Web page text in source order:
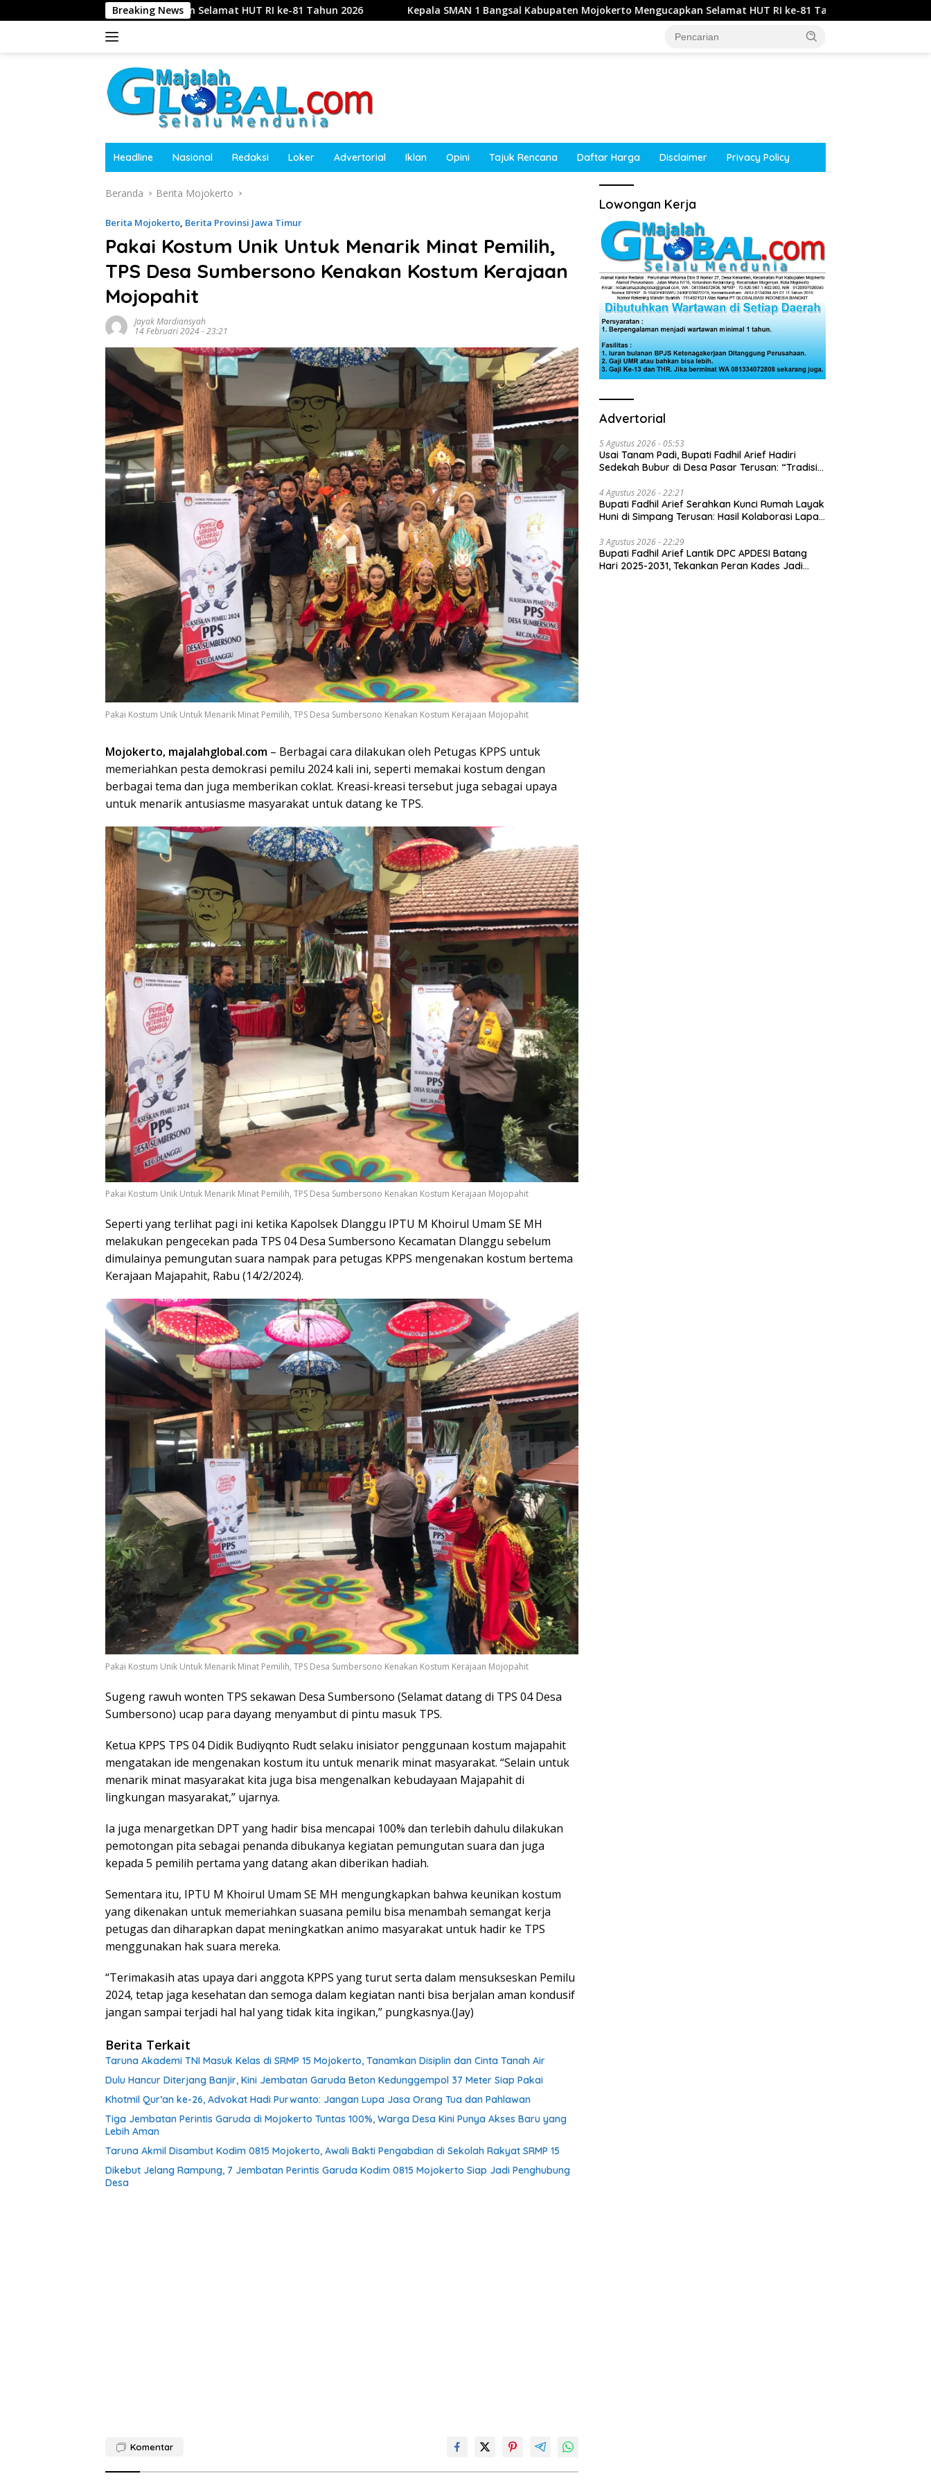
ke
Breaking News
Mengucapkan Selamat HUT RI ke-81 Tahun 2026 Kepala SMAN 1 Bangsal Kabupaten Mojokerto Mengucapkan Selamat HUT RI ke-81 Tahun 2026 Kepala Desa Jumeneng,
Headline Nasional Redaksi Loker Advertorial Iklan Opini Tajuk Rencana Daftar Harga Disclaimer Privacy Policy
Beranda Berita Mojokerto
Berita Mojokerto, Berita Provinsi Jawa Timur
Pakai Kostum Unik Untuk Menarik Minat Pemilih,
TPS Desa Sumbersono Kenakan Kostum Kerajaan
Mojopahit
Jayak Mardiansyah
14 Februari 2024 - 23:21
Pakai Kostum Unik Untuk Menarik Minat Pemilih, TPS Desa Sumbersono Kenakan Kostum Kerajaan Mojopahit
Mojokerto, majalahglobal.com – Berbagai cara dilakukan oleh Petugas KPPS untuk
memeriahkan pesta demokrasi pemilu 2024 kali ini, seperti memakai kostum dengan
berbagai tema dan juga memberikan coklat. Kreasi-kreasi tersebut juga sebagai upaya
untuk menarik antusiasme masyarakat untuk datang ke TPS.
Pakai Kostum Unik Untuk Menarik Minat Pemilih, TPS Desa Sumbersono Kenakan Kostum Kerajaan Mojopahit
Seperti yang terlihat pagi ini ketika Kapolsek Dlanggu IPTU M Khoirul Umam SE MH
melakukan pengecekan pada TPS 04 Desa Sumbersono Kecamatan Dlanggu sebelum
dimulainya pemungutan suara nampak para petugas KPPS mengenakan kostum bertema
Kerajaan Majapahit, Rabu (14/2/2024).
Pakai Kostum Unik Untuk Menarik Minat Pemilih, TPS Desa Sumbersono Kenakan Kostum Kerajaan Mojopahit
Sugeng rawuh wonten TPS sekawan Desa Sumbersono (Selamat datang di TPS 04 Desa
Sumbersono) ucap para dayang menyambut di pintu masuk TPS.
Ketua KPPS TPS 04 Didik Budiyqnto Rudt selaku inisiator penggunaan kostum majapahit
mengatakan ide mengenakan kostum itu untuk menarik minat masyarakat. “Selain untuk
menarik minat masyarakat kita juga bisa mengenalkan kebudayaan Majapahit di
lingkungan masyarakat,” ujarnya.
Ia juga menargetkan DPT yang hadir bisa mencapai 100% dan terlebih dahulu dilakukan
pemotongan pita sebagai penanda dibukanya kegiatan pemungutan suara dan juga
kepada 5 pemilih pertama yang datang akan diberikan hadiah.
Sementara itu, IPTU M Khoirul Umam SE MH mengungkapkan bahwa keunikan kostum
yang dikenakan untuk memeriahkan suasana pemilu bisa menambah semangat kerja
petugas dan diharapkan dapat meningkatkan animo masyarakat untuk hadir ke TPS
menggunakan hak suara mereka.
“Terimakasih atas upaya dari anggota KPPS yang turut serta dalam mensukseskan Pemilu
2024, tetap jaga kesehatan dan semoga dalam kegiatan nanti bisa berjalan aman kondusif
jangan sampai terjadi hal hal yang tidak kita ingikan,” pungkasnya.(Jay)
Berita Terkait
Taruna Akademi TNI Masuk Kelas di SRMP 15 Mojokerto, Tanamkan Disiplin dan Cinta Tanah Air
Dulu Hancur Diterjang Banjir, Kini Jembatan Garuda Beton Kedunggempol 37 Meter Siap Pakai
Khotmil Qur’an ke-26, Advokat Hadi Purwanto: Jangan Lupa Jasa Orang Tua dan Pahlawan
Tiga Jembatan Perintis Garuda di Mojokerto Tuntas 100%, Warga Desa Kini Punya Akses Baru yang
Lebih Aman
Taruna Akmil Disambut Kodim 0815 Mojokerto, Awali Bakti Pengabdian di Sekolah Rakyat SRMP 15
Dikebut Jelang Rampung, 7 Jembatan Perintis Garuda Kodim 0815 Mojokerto Siap Jadi Penghubung
Desa
Komentar
Lowongan Kerja
Advertorial
5 Agustus 2026 - 05:53
Usai Tanam Padi, Bupati Fadhil Arief Hadiri
Sedekah Bubur di Desa Pasar Terusan: “Tradisi
4 Agustus 2026 - 22:21
Bupati Fadhil Arief Serahkan Kunci Rumah Layak
Huni di Simpang Terusan: Hasil Kolaborasi Lapas
3 Agustus 2026 - 22:29
Bupati Fadhil Arief Lantik DPC APDESI Batang
Hari 2025-2031, Tekankan Peran Kades Jadi